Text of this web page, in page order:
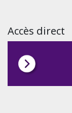
Accès direct